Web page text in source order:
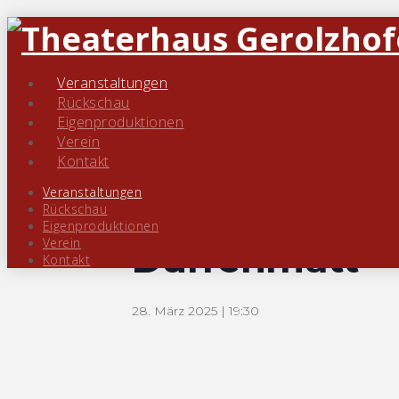
Veranstaltungen
Rückschau
Eigenproduktionen
Verein
Kontakt
Veranstaltungen
Rückschau
Eigenproduktionen
Verein
Kontakt
Diese Veranstaltung hat bereits
„Der Besuch
Dürrenmatt
28. März 2025 | 19:30